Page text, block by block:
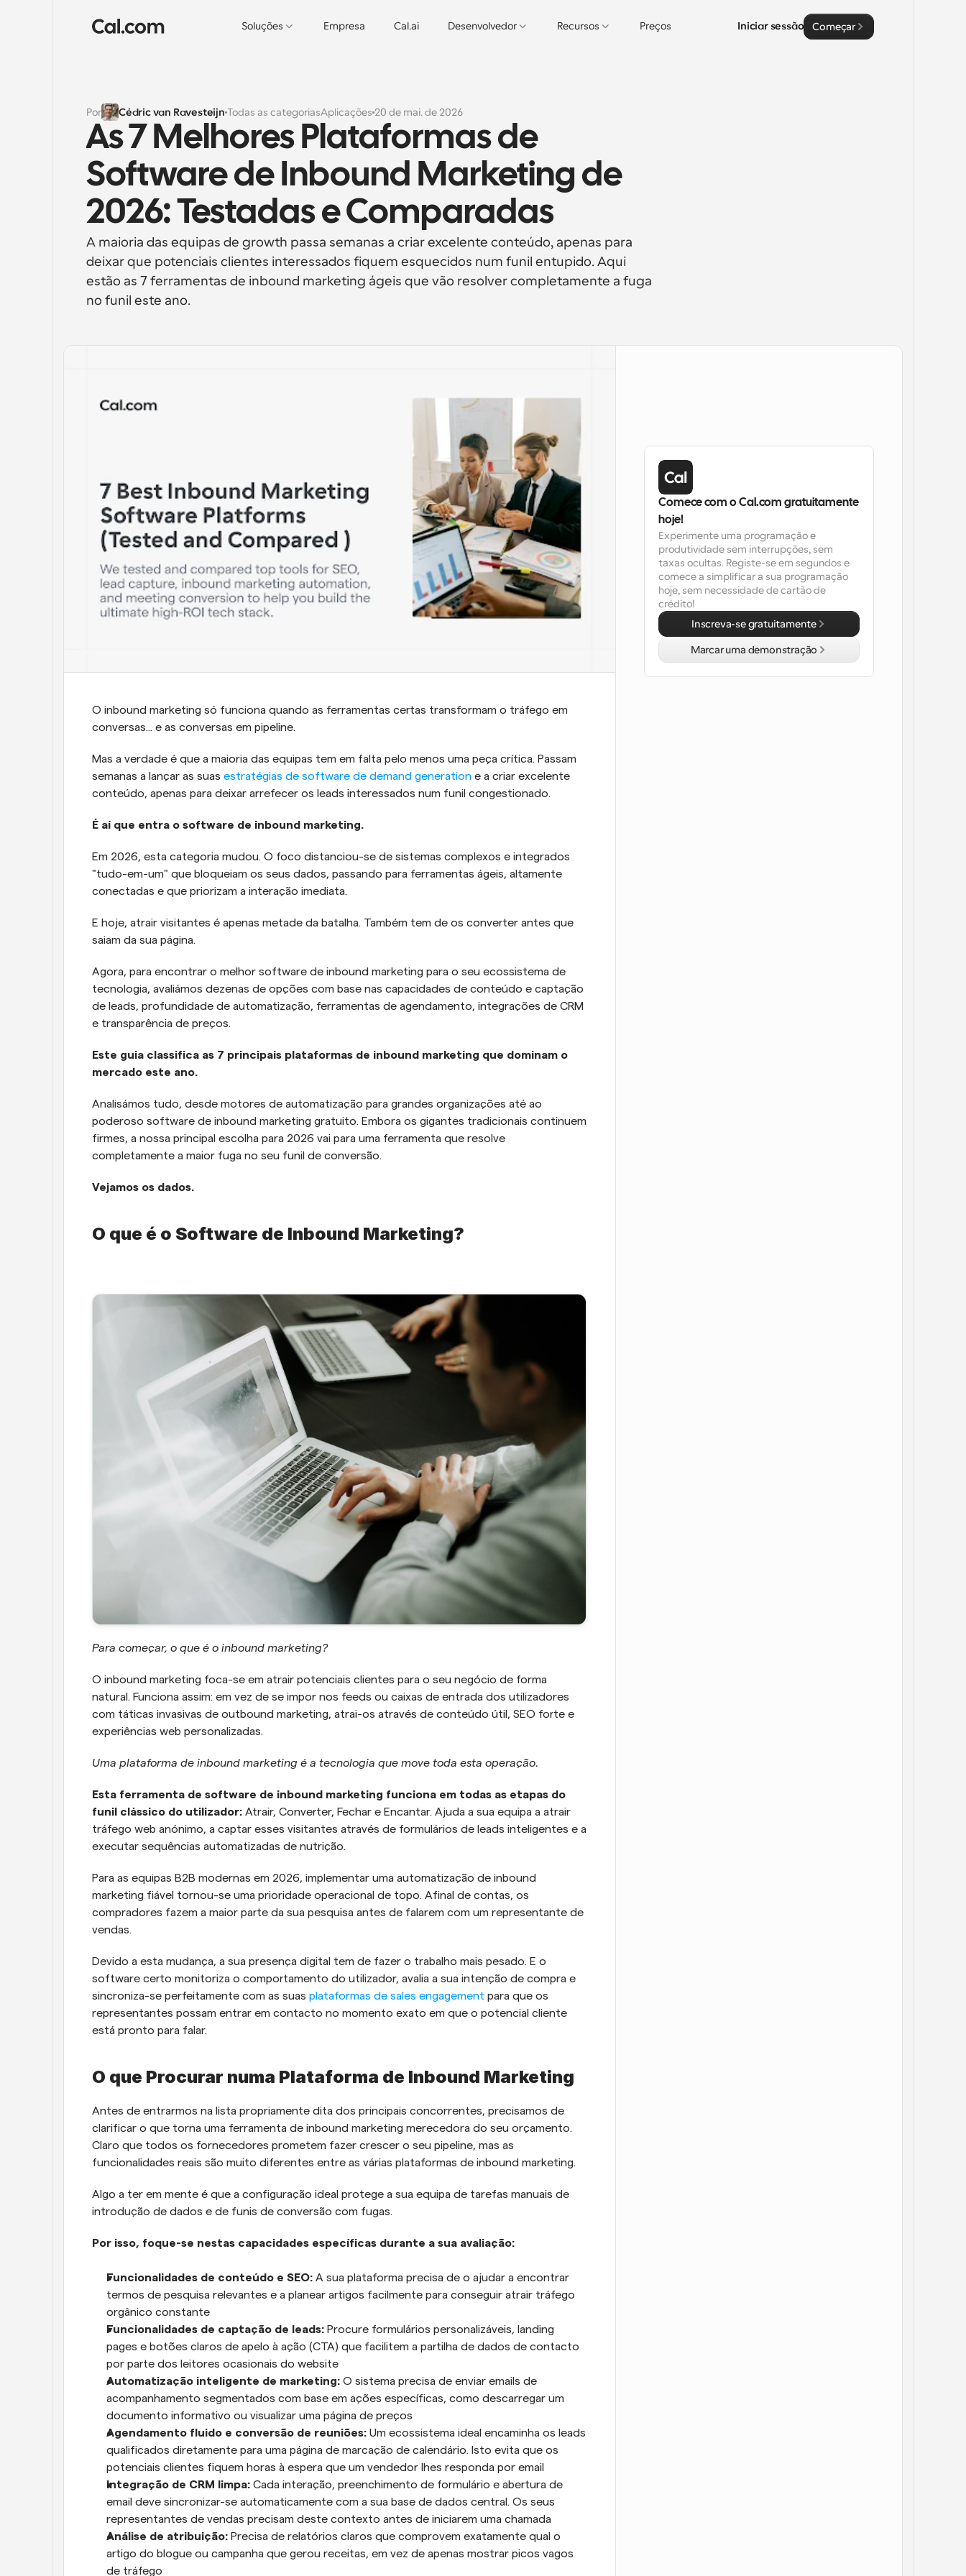
Soluções Empresa Cal.ai Desenvolvedor Recursos Preços Iniciar sessão Começar
Por Cédric van Ravesteijn Todas as categoriasAplicações 20 de mai. de 2026
As 7 Melhores Plataformas de
Software de Inbound Marketing de
2026: Testadas e Comparadas
A maioria das equipas de growth passa semanas a criar excelente conteúdo, apenas para
deixar que potenciais clientes interessados fiquem esquecidos num funil entupido. Aqui
estão as 7 ferramentas de inbound marketing ágeis que vão resolver completamente a fuga
no funil este ano.
O inbound marketing só funciona quando as ferramentas certas transformam o tráfego em
conversas... e as conversas em pipeline.
Mas a verdade é que a maioria das equipas tem em falta pelo menos uma peça crítica. Passam
semanas a lançar as suas estratégias de software de demand generation e a criar excelente
conteúdo, apenas para deixar arrefecer os leads interessados num funil congestionado.
É aí que entra o software de inbound marketing.
Em 2026, esta categoria mudou. O foco distanciou-se de sistemas complexos e integrados
"tudo-em-um" que bloqueiam os seus dados, passando para ferramentas ágeis, altamente
conectadas e que priorizam a interação imediata.
E hoje, atrair visitantes é apenas metade da batalha. Também tem de os converter antes que
saiam da sua página.
Agora, para encontrar o melhor software de inbound marketing para o seu ecossistema de
tecnologia, avaliámos dezenas de opções com base nas capacidades de conteúdo e captação
de leads, profundidade de automatização, ferramentas de agendamento, integrações de CRM
e transparência de preços.
Este guia classifica as 7 principais plataformas de inbound marketing que dominam o
mercado este ano.
Analisámos tudo, desde motores de automatização para grandes organizações até ao
poderoso software de inbound marketing gratuito. Embora os gigantes tradicionais continuem
firmes, a nossa principal escolha para 2026 vai para uma ferramenta que resolve
completamente a maior fuga no seu funil de conversão.
Vejamos os dados.
O que é o Software de Inbound Marketing?
Para começar, o que é o inbound marketing?
O inbound marketing foca-se em atrair potenciais clientes para o seu negócio de forma
natural. Funciona assim: em vez de se impor nos feeds ou caixas de entrada dos utilizadores
com táticas invasivas de outbound marketing, atrai-os através de conteúdo útil, SEO forte e
experiências web personalizadas.
Uma plataforma de inbound marketing é a tecnologia que move toda esta operação.
Esta ferramenta de software de inbound marketing funciona em todas as etapas do
funil clássico do utilizador: Atrair, Converter, Fechar e Encantar. Ajuda a sua equipa a atrair
tráfego web anónimo, a captar esses visitantes através de formulários de leads inteligentes e a
executar sequências automatizadas de nutrição.
Para as equipas B2B modernas em 2026, implementar uma automatização de inbound
marketing fiável tornou-se uma prioridade operacional de topo. Afinal de contas, os
compradores fazem a maior parte da sua pesquisa antes de falarem com um representante de
vendas.
Devido a esta mudança, a sua presença digital tem de fazer o trabalho mais pesado. E o
software certo monitoriza o comportamento do utilizador, avalia a sua intenção de compra e
sincroniza-se perfeitamente com as suas plataformas de sales engagement para que os
representantes possam entrar em contacto no momento exato em que o potencial cliente
está pronto para falar.
O que Procurar numa Plataforma de Inbound Marketing
Antes de entrarmos na lista propriamente dita dos principais concorrentes, precisamos de
clarificar o que torna uma ferramenta de inbound marketing merecedora do seu orçamento.
Claro que todos os fornecedores prometem fazer crescer o seu pipeline, mas as
funcionalidades reais são muito diferentes entre as várias plataformas de inbound marketing.
Algo a ter em mente é que a configuração ideal protege a sua equipa de tarefas manuais de
introdução de dados e de funis de conversão com fugas.
Por isso, foque-se nestas capacidades específicas durante a sua avaliação:
Funcionalidades de conteúdo e SEO: A sua plataforma precisa de o ajudar a encontrar
termos de pesquisa relevantes e a planear artigos facilmente para conseguir atrair tráfego
orgânico constante
Funcionalidades de captação de leads: Procure formulários personalizáveis, landing
pages e botões claros de apelo à ação (CTA) que facilitem a partilha de dados de contacto
por parte dos leitores ocasionais do website
Automatização inteligente de marketing: O sistema precisa de enviar emails de
acompanhamento segmentados com base em ações específicas, como descarregar um
documento informativo ou visualizar uma página de preços
Agendamento fluido e conversão de reuniões: Um ecossistema ideal encaminha os leads
qualificados diretamente para uma página de marcação de calendário. Isto evita que os
potenciais clientes fiquem horas à espera que um vendedor lhes responda por email
Integração de CRM limpa: Cada interação, preenchimento de formulário e abertura de
email deve sincronizar-se automaticamente com a sua base de dados central. Os seus
representantes de vendas precisam deste contexto antes de iniciarem uma chamada
Análise de atribuição: Precisa de relatórios claros que comprovem exatamente qual o
artigo do blogue ou campanha que gerou receitas, em vez de apenas mostrar picos vagos
de tráfego
Comece com o Cal.com gratuitamente
hoje!
Experimente uma programação e
produtividade sem interrupções, sem
taxas ocultas. Registe-se em segundos e
comece a simplificar a sua programação
hoje, sem necessidade de cartão de
crédito!
Inscreva-se gratuitamente
Marcar uma demonstração